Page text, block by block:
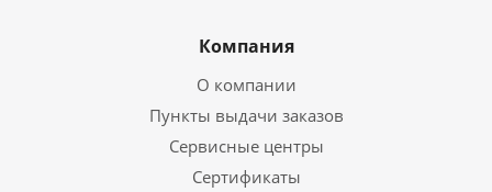
Компания
О компании
Пункты выдачи заказов
Сервисные центры
Сертификаты